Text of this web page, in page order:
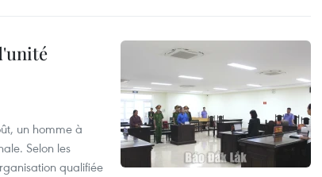
un homme à
Selon les
qualifiée